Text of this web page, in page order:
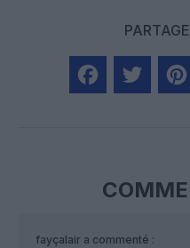
fayçalair a commenté :